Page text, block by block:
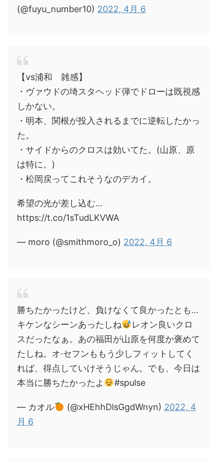
(@fuyu_number10) 2022, 4月 6
【vs浦和 雑感】
・ヴァウドの埼スタヘッド弾でドローは既視感
しかない。
・明本、関根が投入されるまでに逆転したかっ
た。
・サイドからのクロスは効いてた。(山原、原
は特に。)
・松岡戻ってこれそうなのデカイ。
希望の光が差し込む…
https://t.co/1sTudLKVWA
— moro (@smithmoro_o) 2022, 4月 6
勝ちたかったけど、負けなくて良かったとも…
キケンなシーンあったしね
レオン良いクロ
スだったなぁ。あの福田が山原を何度か褒めて
たしね。オ·セフンももう少しフィットしてく
れば、得点していけそうじゃん。でも、今日は
本当に勝ちたかったよ
#spulse
— カオル (@xHEhhDlsGgdWnyn) 2022, 4
月 6